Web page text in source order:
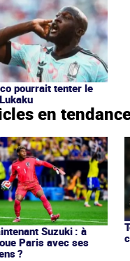
pourrait tenter le
en
Suzuki : à
Paris avec ses
?